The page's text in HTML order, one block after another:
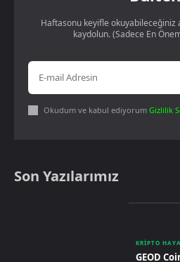
Haftasonu keyifle
kaydolun. (Sadece En
Okudum ve kabul ediyorum Gizlilik
Son Yazılarımız
KRIPTO
GEOD